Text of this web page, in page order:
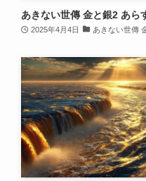
あきない世傳 金と銀2 あら
2025年4月4日 あきない世傳